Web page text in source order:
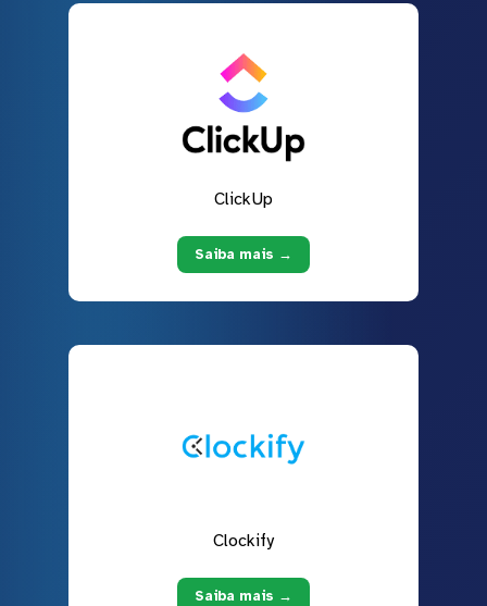
ClickUp
Saiba mais →
Clockify
Saiba mais →